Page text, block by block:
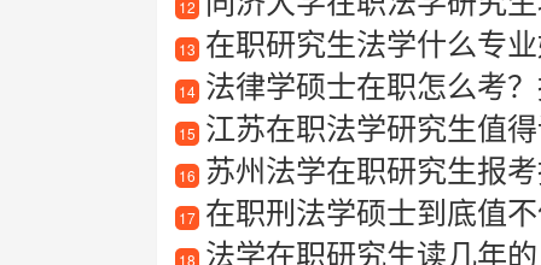
12
13 在职研究生法学什么专
14 法律学硕士在职怎么考
15 江苏在职法学研究生值
16 苏州法学在职研究生报
17 在职刑法学硕士到底值
18 法学在职研究生读几年的